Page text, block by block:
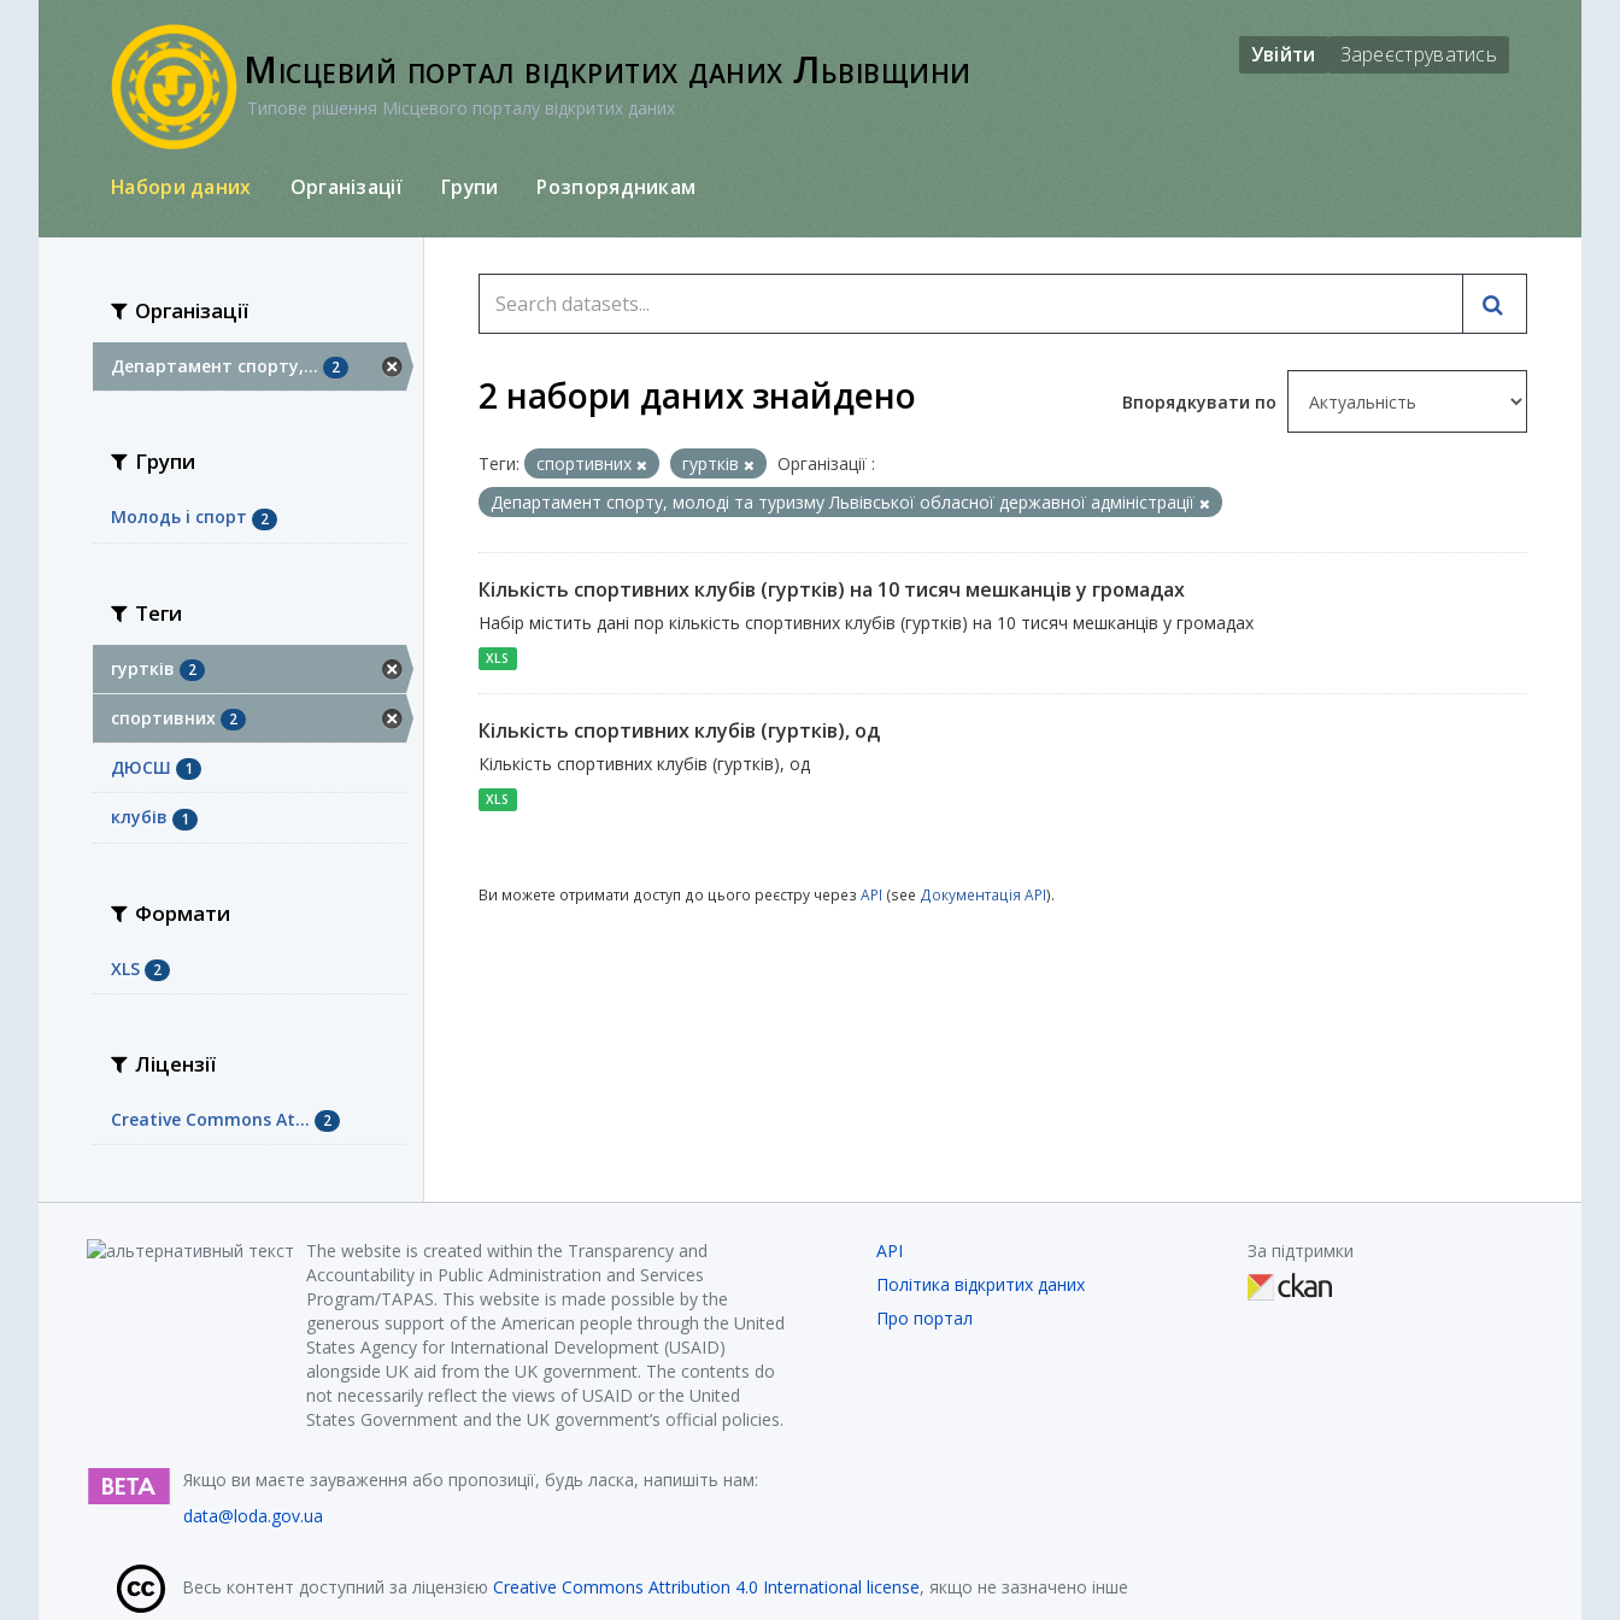
Місцевий портал відкритих даних Львівщини
Типове рішення Місцевого порталу відкритих даних
Увійти Зареєструватись
Набори даних Організації Групи Розпорядникам
Організації
Департамент спорту,... 2
Групи
Молодь i спорт 2
Теги
гуртків 2
спортивних 2
ДЮСШ 1
клубів 1
Формати
XLS 2
Ліцензії
Creative Commons At... 2
Впорядкувати по
2 набори даних знайдено
Теги: спортивних гуртків
Організації :
Департамент спорту, молоді та туризму Львівської обласної державної адміністрації
Кількість спортивних клубів (гуртків) на 10 тисяч мешканців у громадах
Набір містить дані пор кількість спортивних клубів (гуртків) на 10 тисяч мешканців у громадах
XLS
Кількість спортивних клубів (гуртків), од
Кількість спортивних клубів (гуртків), од
XLS
Ви можете отримати доступ до цього реєстру через API (see Документація API).
The website is created within the Transparency and
Accountability in Public Administration and Services
Program/TAPAS. This website is made possible by the
generous support of the American people through the United
States Agency for International Development (USAID)
alongside UK aid from the UK government. The contents do
not necessarily reflect the views of USAID or the United
States Government and the UK government’s official policies.
Якщо ви маєте зауваження або пропозиції, будь ласка, напишіть нам:
data@loda.gov.ua
API
Політика відкритих даних
Про портал
За підтримки
Весь контент доступний за ліцензією Creative Commons Attribution 4.0 International license, якщо не зазначено інше